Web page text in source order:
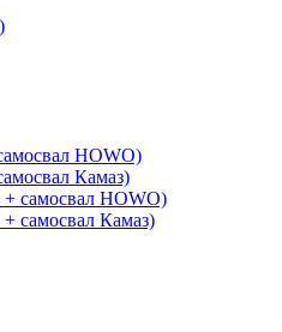
HOWO)
Камаз)
самосвал HOWO)
самосвал Камаз)